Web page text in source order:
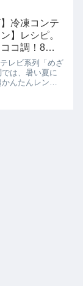
蠣を使用した
ース】のお...
冷凍コンテ
】レシピ。
コ調！8月
レビ系列「めざ
は、暑い夏に
んたんレンチ